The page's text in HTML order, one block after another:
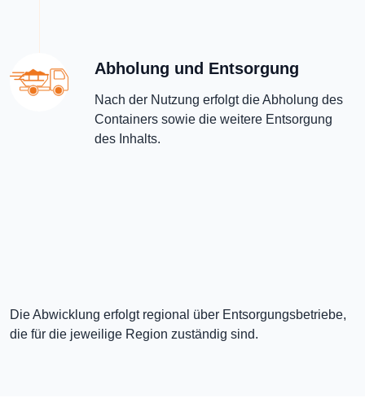
Abholung und Entsorgung
Nach der Nutzung erfolgt die Abholung des
Containers sowie die weitere Entsorgung
des Inhalts.
Die Abwicklung erfolgt regional über Entsorgungsbetriebe,
die für die jeweilige Region zuständig sind.